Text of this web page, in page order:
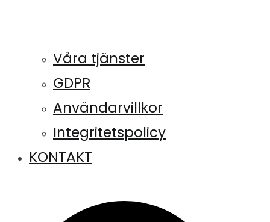
Våra tjänster
GDPR
Användarvillkor
Integritetspolicy
KONTAKT